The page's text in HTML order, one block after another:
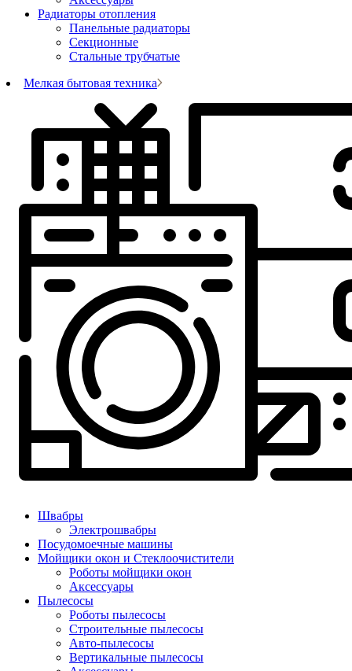
Радиаторы отопления
Панельные радиаторы
Секционные
Стальные трубчатые
Мелкая бытовая техника
Швабры
Электрошвабры
Посудомоечные машины
Мойщики окон и Стеклоочистители
Роботы мойщики окон
Аксессуары
Пылесосы
Роботы пылесосы
Строительные пылесосы
Авто-пылесосы
Вертикальные пылесосы